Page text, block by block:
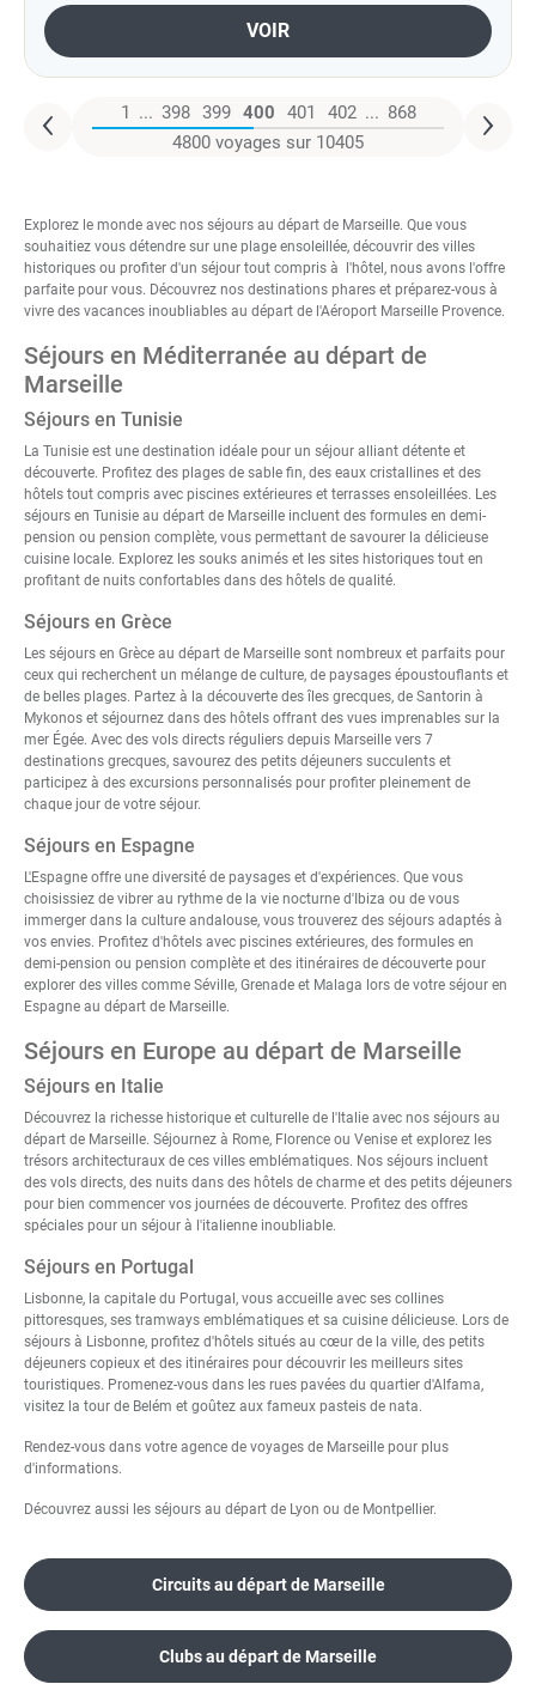
VOIR
1 ... 398 399 400 401 402 ... 868
4800 voyages sur 10405
Explorez le monde avec nos séjours au départ de Marseille. Que vous
souhaitiez vous détendre sur une plage ensoleillée, découvrir des villes
historiques ou profiter d'un séjour tout compris à l'hôtel, nous avons l'offre
parfaite pour vous. Découvrez nos destinations phares et préparez-vous à
vivre des vacances inoubliables au départ de l'Aéroport Marseille Provence.
Séjours en Méditerranée au départ de
Marseille
Séjours en Tunisie
La Tunisie est une destination idéale pour un séjour alliant détente et
découverte. Profitez des plages de sable fin, des eaux cristallines et des
hôtels tout compris avec piscines extérieures et terrasses ensoleillées. Les
séjours en Tunisie au départ de Marseille incluent des formules en demi-
pension ou pension complète, vous permettant de savourer la délicieuse
cuisine locale. Explorez les souks animés et les sites historiques tout en
profitant de nuits confortables dans des hôtels de qualité.
Séjours en Grèce
Les séjours en Grèce au départ de Marseille sont nombreux et parfaits pour
ceux qui recherchent un mélange de culture, de paysages époustouflants et
de belles plages. Partez à la découverte des îles grecques, de Santorin à
Mykonos et séjournez dans des hôtels offrant des vues imprenables sur la
mer Égée. Avec des vols directs réguliers depuis Marseille vers 7
destinations grecques, savourez des petits déjeuners succulents et
participez à des excursions personnalisés pour profiter pleinement de
chaque jour de votre séjour.
Séjours en Espagne
L'Espagne offre une diversité de paysages et d'expériences. Que vous
choisissiez de vibrer au rythme de la vie nocturne d'Ibiza ou de vous
immerger dans la culture andalouse, vous trouverez des séjours adaptés à
vos envies. Profitez d'hôtels avec piscines extérieures, des formules en
demi-pension ou pension complète et des itinéraires de découverte pour
explorer des villes comme Séville, Grenade et Malaga lors de votre séjour en
Espagne au départ de Marseille.
Séjours en Europe au départ de Marseille
Séjours en Italie
Découvrez la richesse historique et culturelle de l' Italie avec nos séjours au
départ de Marseille. Séjournez à Rome, Florence ou Venise et explorez les
trésors architecturaux de ces villes emblématiques. Nos séjours incluent
des vols directs, des nuits dans des hôtels de charme et des petits déjeuners
pour bien commencer vos journées de découverte. Profitez des offres
spéciales pour un séjour à l'italienne inoubliable.
Séjours en Portugal
Lisbonne, la capitale du Portugal, vous accueille avec ses collines
pittoresques, ses tramways emblématiques et sa cuisine délicieuse. Lors de
séjours à Lisbonne, profitez d'hôtels situés au cœur de la ville, des petits
déjeuners copieux et des itinéraires pour découvrir les meilleurs sites
touristiques. Promenez-vous dans les rues pavées du quartier d'Alfama,
visitez la tour de Belém et goûtez aux fameux pasteis de nata.
Rendez-vous dans votre agence de voyages de Marseille pour plus
d'informations.
Découvrez aussi les séjours au départ de Lyon ou de Montpellier.
Circuits au départ de Marseille
Clubs au départ de Marseille